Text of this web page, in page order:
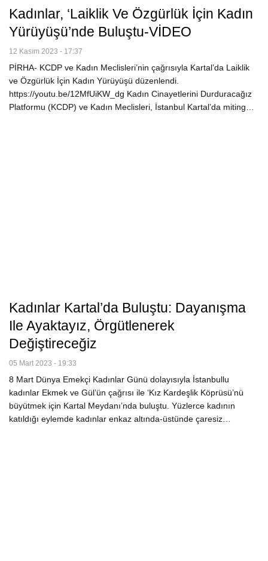
Kadınlar, ‘Laiklik Ve Özgürlük İçin Kadın
Yürüyüşü’nde Buluştu-VİDEO
12 Kasım 2023 - 17:37
PİRHA- KCDP ve Kadın Meclisleri’nin çağrısıyla Kartal’da Laiklik
ve Özgürlük İçin Kadın Yürüyüşü düzenlendi.
https://youtu.be/12MfUiKW_dg Kadın Cinayetlerini Durduracağız
Platformu (KCDP) ve Kadın Meclisleri, İstanbul Kartal’da miting…
Kadınlar Kartal’da Buluştu: Dayanışma
Ile Ayaktayız, Örgütlenerek
Değiştireceğiz
05 Mart 2023 - 19:33
8 Mart Dünya Emekçi Kadınlar Günü dolayısıyla İstanbullu
kadınlar Ekmek ve Gül’ün çağrısı ile ‘Kız Kardeşlik Köprüsü’nü
büyütmek için Kartal Meydanı’nda buluştu. Yüzlerce kadının
katıldığı eylemde kadınlar enkaz altında-üstünde çaresiz…